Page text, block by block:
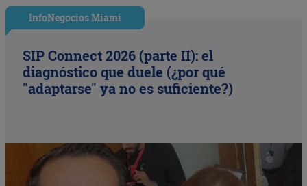
InfoNegocios Miami
SIP Connect 2026 (parte II): el
diagnóstico que duele (¿por qué
"adaptarse" ya no es suficiente?)